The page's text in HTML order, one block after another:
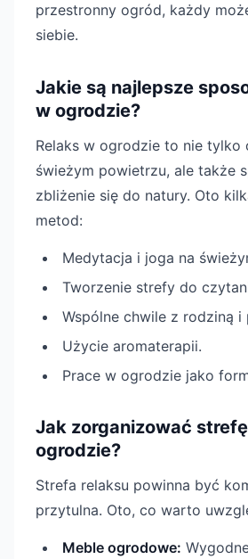
przestronny ogród, każdy
siebie.
Jakie są najlepsze
w ogrodzie?
Relaks w ogrodzie to nie tylko
świeżym powietrzu, ale także
zbliżenie się do natury. Oto
metod:
Medytacja i joga na
Tworzenie strefy do
Wspólne chwile z rodziną i
Użycie aromaterapii.
Prace w ogrodzie jako
Jak zorganizować
ogrodzie?
Strefa relaksu powinna być
przytulna. Oto, co warto
Meble ogrodowe: